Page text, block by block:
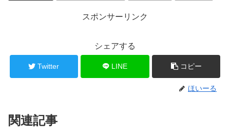
スポンサーリンク
シェアする
Twitter LINE コピー
ほいーる
関連記事